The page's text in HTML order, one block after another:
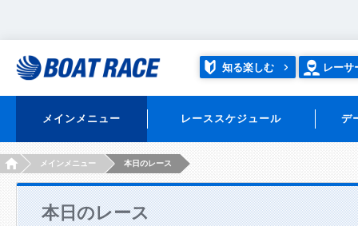
知る楽しむ レーサ
メインメニュー レーススケジュール デ
HOMEメインメニュー 本日のレース
本日のレース